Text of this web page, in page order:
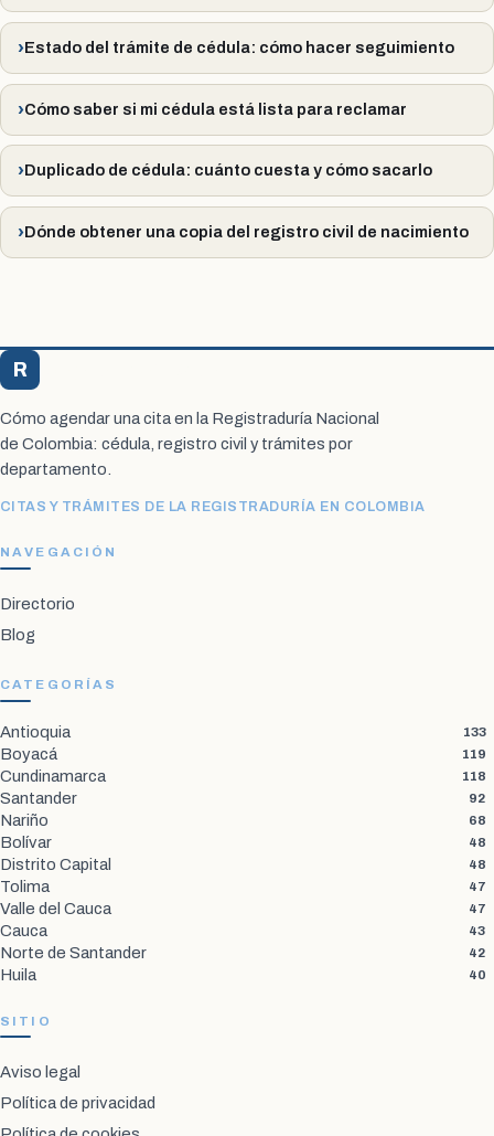
Estado del trámite de cédula: cómo hacer seguimiento
Cómo saber si mi cédula está lista para reclamar
Duplicado de cédula: cuánto cuesta y cómo sacarlo
Dónde obtener una copia del registro civil de nacimiento
R
Cómo agendar una cita en la Registraduría Nacional
de Colombia: cédula, registro civil y trámites por
departamento.
CITAS Y TRÁMITES DE LA REGISTRADURÍA EN COLOMBIA
NAVEGACIÓN
Directorio
Blog
CATEGORÍAS
Antioquia 133
Boyacá 119
Cundinamarca 118
Santander 92
Nariño 68
Bolívar 48
Distrito Capital 48
Tolima 47
Valle del Cauca 47
Cauca 43
Norte de Santander 42
Huila 40
SITIO
Aviso legal
Política de privacidad